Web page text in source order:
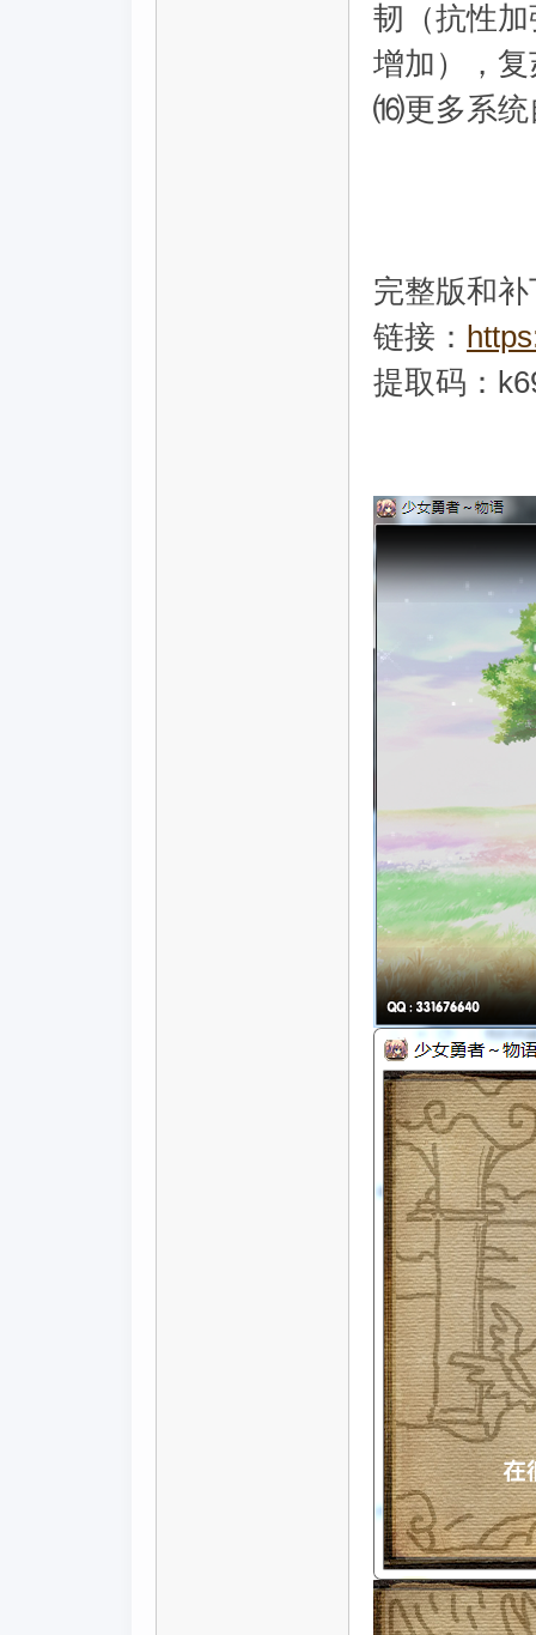
韧（抗性
增加），
⒃更多系统
完整版和补
链接：
提取码：